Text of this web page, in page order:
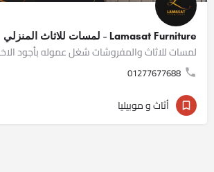
Lamasat Furniture - لمسات للاثاث المنزلي
لمسات للاثاث والمفروشات شغل عموله بأجود
01277677688
أثاث و موبيليا